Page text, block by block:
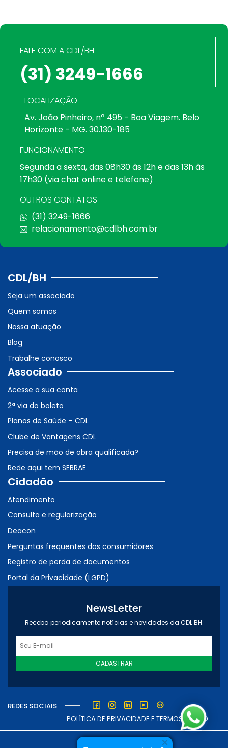
FALE COM A CDL/BH
(31) 3249-1666
LOCALIZAÇÃO
Av. João Pinheiro, nº 495 - Boa Viagem. Belo
Horizonte - MG. 30.130-185
FUNCIONAMENTO
Segunda a sexta, das 08h30 às 12h e das 13h às
17h30 (via chat online e telefone)
OUTROS CONTATOS
(31) 3249-1666
relacionamento@cdlbh.com.br
CDL/BH
Seja um associado
Quem somos
Nossa atuação
Blog
Trabalhe conosco
Associado
Acesse a sua conta
2ª via do boleto
Planos de Saúde – CDL
Clube de Vantagens CDL
Precisa de mão de obra qualificada?
Rede aqui tem SEBRAE
Cidadão
Atendimento
Consulta e regularização
Deacon
Perguntas frequentes dos consumidores
Registro de perda de documentos
Portal da Privacidade (LGPD)
NewsLetter
Receba periodicamente notícias e novidades da CDL BH.
CADASTRAR
REDES SOCIAIS
POLÍTICA DE PRIVACIDADE E TERMOS DE USO